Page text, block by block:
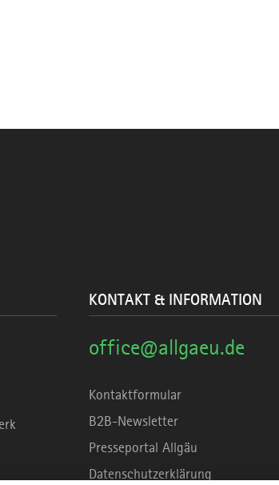
KONTAKT & INFORMATION
office@allgaeu.de
Kontaktformular
B2B-Newsletter
Presseportal Allgäu
Datenschutzerklärung